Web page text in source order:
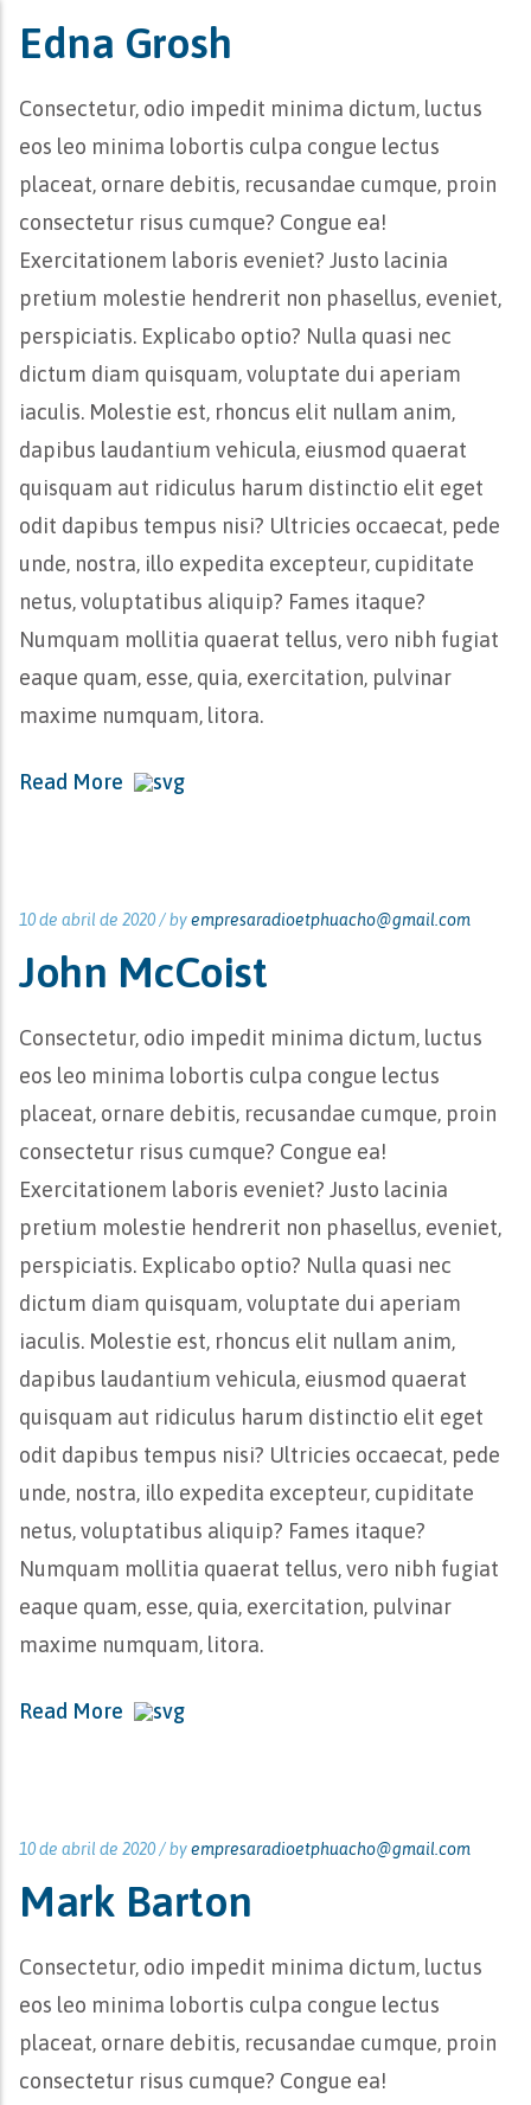
Edna Grosh
Consectetur, odio impedit minima dictum, luctus
eos leo minima lobortis culpa congue lectus
placeat, ornare debitis, recusandae cumque, proin
consectetur risus cumque? Congue ea!
Exercitationem laboris eveniet? Justo lacinia
pretium molestie hendrerit non phasellus, eveniet,
perspiciatis. Explicabo optio? Nulla quasi nec
dictum diam quisquam, voluptate dui aperiam
iaculis. Molestie est, rhoncus elit nullam anim,
dapibus laudantium vehicula, eiusmod quaerat
quisquam aut ridiculus harum distinctio elit eget
odit dapibus tempus nisi? Ultricies occaecat, pede
unde, nostra, illo expedita excepteur, cupiditate
netus, voluptatibus aliquip? Fames itaque?
Numquam mollitia quaerat tellus, vero nibh fugiat
eaque quam, esse, quia, exercitation, pulvinar
maxime numquam, litora.
Read More
10 de abril de 2020 /byempresaradioetphuacho@gmail.com
John McCoist
Consectetur, odio impedit minima dictum, luctus
eos leo minima lobortis culpa congue lectus
placeat, ornare debitis, recusandae cumque, proin
consectetur risus cumque? Congue ea!
Exercitationem laboris eveniet? Justo lacinia
pretium molestie hendrerit non phasellus, eveniet,
perspiciatis. Explicabo optio? Nulla quasi nec
dictum diam quisquam, voluptate dui aperiam
iaculis. Molestie est, rhoncus elit nullam anim,
dapibus laudantium vehicula, eiusmod quaerat
quisquam aut ridiculus harum distinctio elit eget
odit dapibus tempus nisi? Ultricies occaecat, pede
unde, nostra, illo expedita excepteur, cupiditate
netus, voluptatibus aliquip? Fames itaque?
Numquam mollitia quaerat tellus, vero nibh fugiat
eaque quam, esse, quia, exercitation, pulvinar
maxime numquam, litora.
Read More
10 de abril de 2020 /byempresaradioetphuacho@gmail.com
Mark Barton
Consectetur, odio impedit minima dictum, luctus
eos leo minima lobortis culpa congue lectus
placeat, ornare debitis, recusandae cumque, proin
consectetur risus cumque? Congue ea!